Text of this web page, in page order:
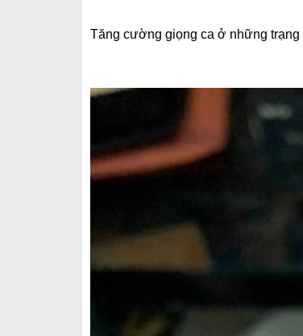
Tăng cường giọng ca ở những